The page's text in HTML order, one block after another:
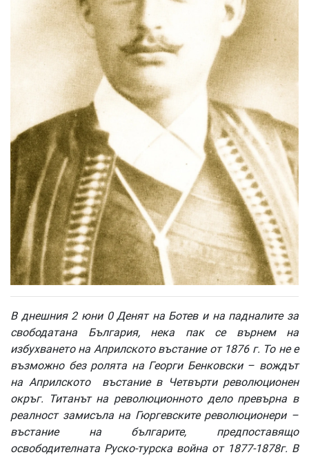
В днешния 2 юни 0 Денят на Ботев и на падналите за
свободатана България, нека пак се върнем на
избухването на Априлското въстание от1876 г. То не е
възможно без ролята на Георги Бенковски– вождът
на Априлското въстание в Четвърти революционен
окръг. Титанът на революционното дело превърна в
реалност замисъла на Гюргевските революционери–
въстание
на българите, предпоставящо
освободителната Руско-турска война от1877-1878г. В